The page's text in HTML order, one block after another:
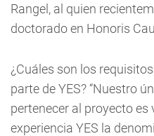
Rangel, al quien
doctorado en Honoris
¿Cuáles son los
parte de YES? “Nuestro
pertenecer al proyecto
experiencia YES la